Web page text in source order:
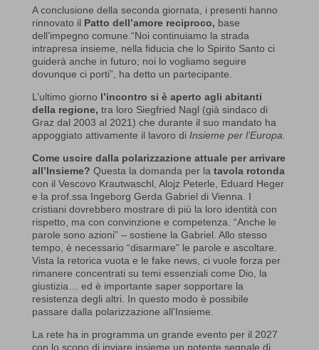
A conclusione della seconda giornata, i presenti hanno
rinnovato il Patto dell’amore reciproco, base
dell’impegno comune.“Noi continuiamo la strada
intrapresa insieme, nella fiducia che lo Spirito Santo ci
guiderà anche in futuro; noi lo vogliamo seguire
dovunque ci porti”, ha detto un partecipante.
L’ultimo giorno l’incontro si è aperto agli abitanti
della regione, tra loro Siegfried Nagl (già sindaco di
Graz dal 2003 al 2021) che durante il suo mandato ha
appoggiato attivamente il lavoro di Insieme per l’Europa.
Come uscire dalla polarizzazione attuale per arrivare
all’Insieme? Questa la domanda per la tavola rotonda
con il Vescovo Krautwaschl, Alojz Peterle, Eduard Heger
e la prof.ssa Ingeborg Gerda Gabriel di Vienna. I
cristiani dovrebbero mostrare di più la loro identità con
rispetto, ma con convinzione e competenza. “Anche le
parole sono azioni” – sostiene la Gabriel. Allo stesso
tempo, è necessario “disarmare” le parole e ascoltare.
Vista la retorica vuota e le fake news, ci vuole forza per
rimanere concentrati su temi essenziali come Dio, la
giustizia… ed è importante saper sopportare la
resistenza degli altri. In questo modo è possibile
passare dalla polarizzazione all’Insieme.
La rete ha in programma un grande evento per il 2027
con lo scopo di inviare insieme un potente segnale di